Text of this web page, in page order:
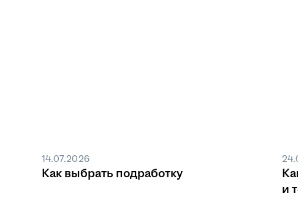
14.07.2026
Как выбрать подработку
и